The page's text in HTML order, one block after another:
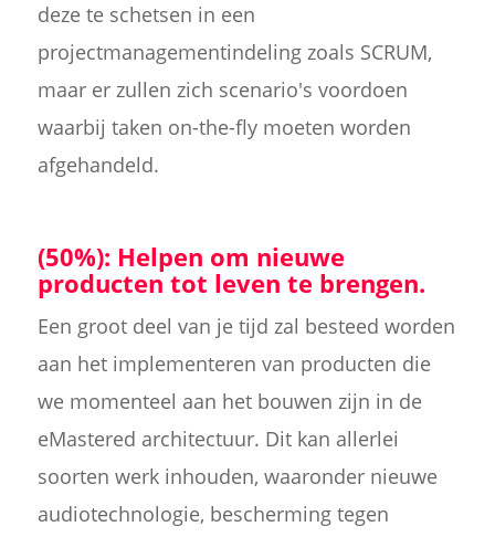
deze te schetsen in een
projectmanagementindeling zoals SCRUM,
maar er zullen zich scenario's voordoen
waarbij taken on-the-fly moeten worden
afgehandeld.
(50%): Helpen om nieuwe
producten tot leven te brengen.
Een groot deel van je tijd zal besteed worden
aan het implementeren van producten die
we momenteel aan het bouwen zijn in de
eMastered architectuur. Dit kan allerlei
soorten werk inhouden, waaronder nieuwe
audiotechnologie, bescherming tegen